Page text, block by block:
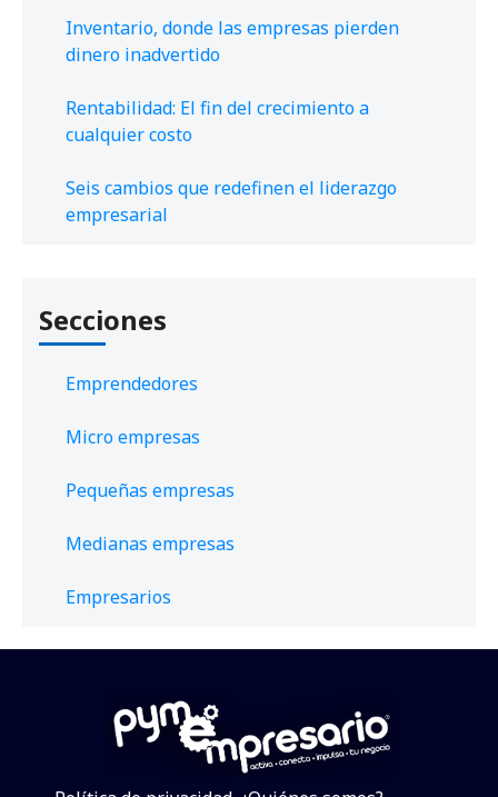
Inventario, donde las empresas pierden
dinero inadvertido
Rentabilidad: El fin del crecimiento a
cualquier costo
Seis cambios que redefinen el liderazgo
empresarial
Secciones
Emprendedores
Micro empresas
Pequeñas empresas
Medianas empresas
Empresarios